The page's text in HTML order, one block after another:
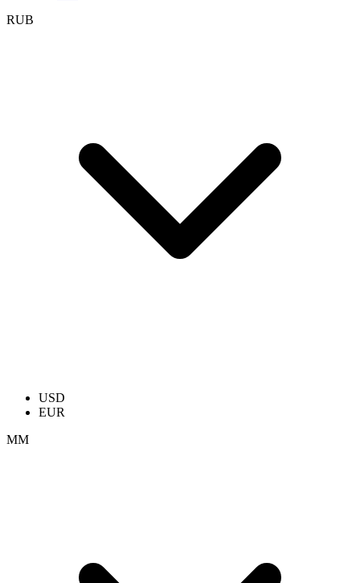
RUB
USD
EUR
ММ